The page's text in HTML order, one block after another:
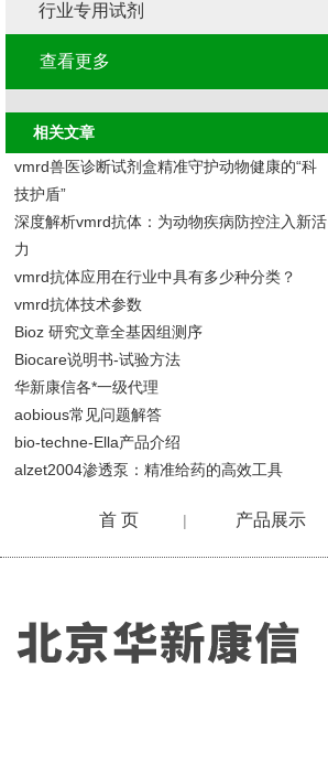
行业专用试剂
查看更多
相关文章
vmrd兽医诊断试剂盒精准守护动物健康的“科
技护盾”
深度解析vmrd抗体：为动物疾病防控注入新活
力
vmrd抗体应用在行业中具有多少种分类？
vmrd抗体技术参数
Bioz 研究文章全基因组测序
Biocare说明书-试验方法
华新康信各*一级代理
aobious常见问题解答
bio-techne-Ella产品介绍
alzet2004渗透泵：精准给药的高效工具
首 页 | 产品展示